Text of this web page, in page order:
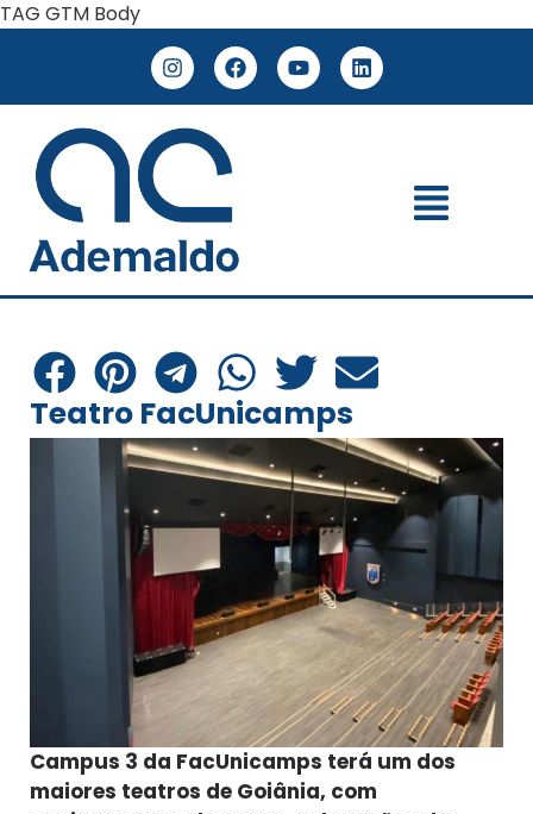
TAG GTM Body
Teatro FacUnicamps
Campus 3 da FacUnicamps terá um dos
maiores teatros de Goiânia, com